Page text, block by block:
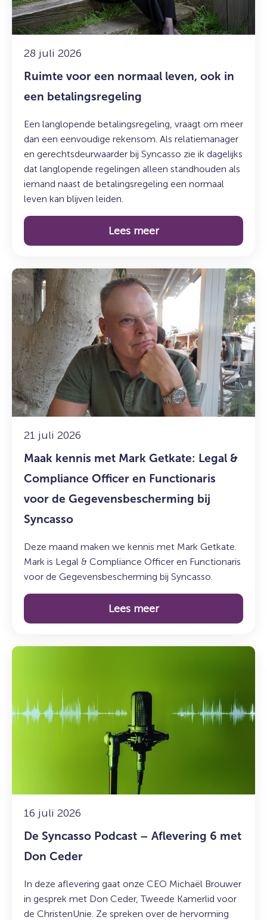
28 juli 2026
Ruimte voor een normaal leven, ook in
een betalingsregeling
Een langlopende betalingsregeling, vraagt om meer
dan een eenvoudige rekensom. Als relatiemanager
en gerechtsdeurwaarder bij Syncasso zie ik dagelijks
dat langlopende regelingen alleen standhouden als
iemand naast de betalingsregeling een normaal
leven kan blijven leiden.
Lees meer
ook
in
een
betalingsregeling
21 juli 2026
Maak kennis met Mark Getkate: Legal &
Compliance Officer en Functionaris
voor de Gegevensbescherming bij
Syncasso
Deze maand maken we kennis met Mark Getkate.
Mark is Legal & Compliance Officer en Functionaris
voor de Gegevensbescherming bij Syncasso.
Lees meer
Lees
meer
over:
Maak
kennis
met
Mark
Getkate:
Legal
&
Compliance
Officer
Functionaris
voor
Gegevensbescherming
16 juli 2026
De Syncasso Podcast – Aflevering 6 met
Don Ceder
In deze aflevering gaat onze CEO Michaël Brouwer
in gesprek met Don Ceder, Tweede Kamerlid voor
de ChristenUnie. Ze spreken over de hervorming
Lees
Syncasso
Podcast
Don
Ceder